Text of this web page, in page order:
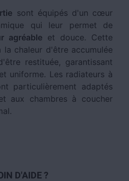
sont équipés d'un cœur
qui leur permet de
agréable et douce. Cette
chaleur d'être accumulée
restituée, garantissant
et uniforme. Les radiateurs à
particulièrement adaptés
aux chambres à coucher
D'AIDE ?